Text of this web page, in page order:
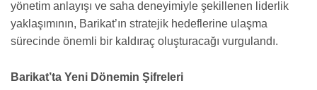
yönetim anlayışı ve saha deneyimiyle şekillenen liderlik
yaklaşımının, Barikat’ın stratejik hedeflerine ulaşma
sürecinde önemli bir kaldıraç oluşturacağı vurgulandı.
Barikat’ta Yeni Dönemin Şifreleri